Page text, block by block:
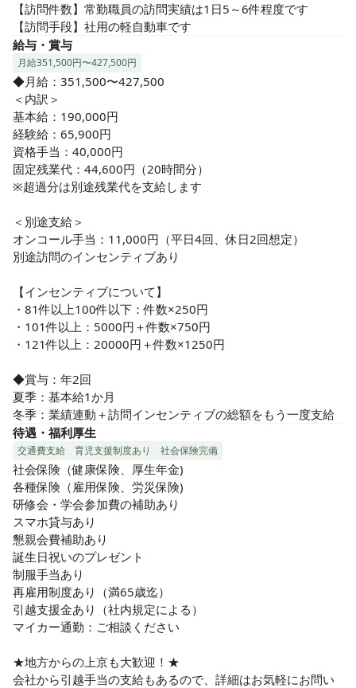
◎未経験大歓迎！充実のサポート体制♪
20代〜50代まで、いろんな経歴のスタッフが在籍♪ 今いるメ
ンバーの9割が未経験からのスタート。だからこそ、悩んだり
つまずいたりした時の気持ちにしっかり寄り添ってくれる人
ばかりです。日頃からコミュニケーションも活発で、話しや
すい雰囲気！手厚い教育体制、サポートもあるので初めての
方も安心です♪
◎あなたの挑戦を応援！
新しいステーションだからこそ、「こんなことやってみた
チにしやすい環境です♪
研修費の補助など、スキルアップやキャリアアップのサポー
トもしっかり。あなたらしい働き方や挑戦を、チームみんな
【訪問件数】常勤職員の訪問実績は1日5～6件程度です
【訪問手段】社用の軽自動車です
給与・賞与
月給351,500円〜427,500円
◆月給：351,500〜427,500
＜内訳＞
基本給：190,000円
経験給：65,900円
資格手当：40,000円
固定残業代：44,600円（20時間分）
※超過分は別途残業代を支給します
＜別途支給＞
オンコール手当：11,000円（平日4回、休日2回想定）
別途訪問のインセンティブあり
【インセンティブについて】
・81件以上100件以下：件数×250円
・101件以上：5000円＋件数×750円
・121件以上：20000円＋件数×1250円
◆賞与：年2回
夏季：基本給1か月
冬季：業績連動＋訪問インセンティブの総額をもう一度支給
待遇・福利厚生
交通費支給 育児支援制度あり 社会保険完備
社会保険（健康保険、厚生年金)
各種保険（雇用保険、労災保険)
研修会・学会参加費の補助あり
スマホ貸与あり
懇親会費補助あり
誕生日祝いのプレゼント
制服手当あり
再雇用制度あり（満65歳迄）
引越支援金あり（社内規定による）
マイカー通勤：ご相談ください
★地方からの上京も大歓迎！★
会社から引越手当の支給もあるので、詳細はお気軽にお問い